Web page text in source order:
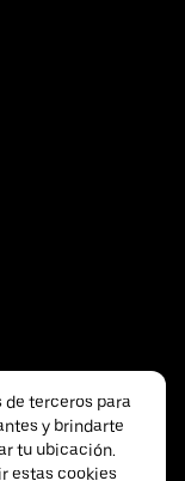
de terceros para
y brindarte
tu ubicación.
estas cookies